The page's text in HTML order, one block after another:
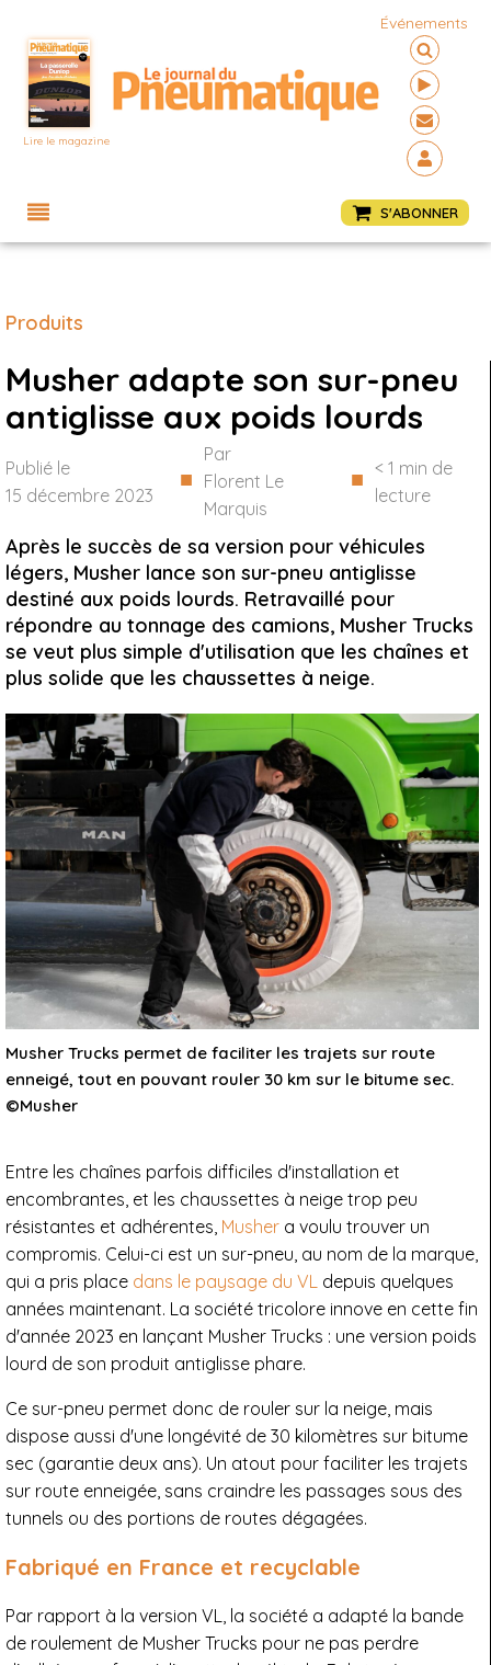
Lire le magazine
Événements
S'ABONNER
Produits
Musher adapte son sur-pneu
antiglisse aux poids lourds
Publié le
15 décembre 2023
■
Par
Florent Le
Marquis
■ < 1 min de
lecture
Après le succès de sa version pour véhicules
légers, Musher lance son sur-pneu antiglisse
destiné aux poids lourds. Retravaillé pour
répondre au tonnage des camions, Musher Trucks
se veut plus simple d'utilisation que les chaînes et
plus solide que les chaussettes à neige.
Musher Trucks permet de faciliter les trajets sur route
enneigé, tout en pouvant rouler 30 km sur le bitume sec.
©Musher
Entre les chaînes parfois difficiles d'installation et
encombrantes, et les chaussettes à neige trop peu
résistantes et adhérentes, Musher a voulu trouver un
compromis. Celui-ci est un sur-pneu, au nom de la marque,
qui a pris place dans le paysage du VL depuis quelques
années maintenant. La société tricolore innove en cette fin
d'année 2023 en lançant Musher Trucks : une version poids
lourd de son produit antiglisse phare.
Ce sur-pneu permet donc de rouler sur la neige, mais
dispose aussi d'une longévité de 30 kilomètres sur bitume
sec (garantie deux ans). Un atout pour faciliter les trajets
sur route enneigée, sans craindre les passages sous des
tunnels ou des portions de routes dégagées.
Fabriqué en France et recyclable
Par rapport à la version VL, la société a adapté la bande
de roulement de Musher Trucks pour ne pas perdre